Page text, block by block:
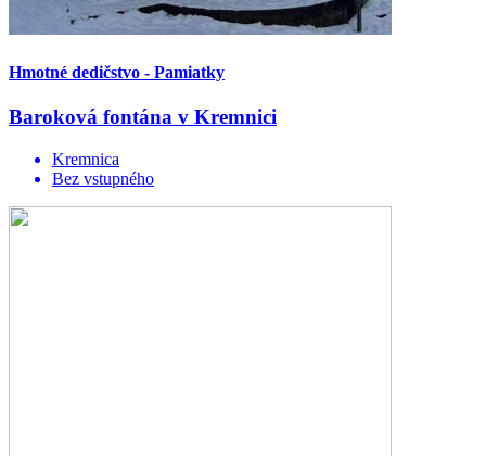
Hmotné dedičstvo - Pamiatky
Baroková fontána v Kremnici
Kremnica
Bez vstupného